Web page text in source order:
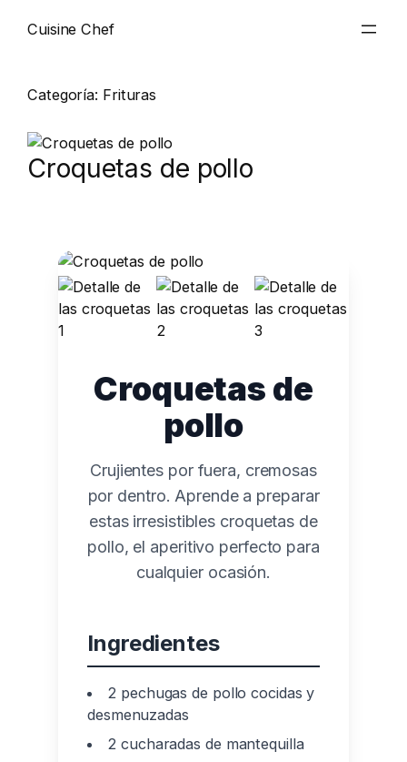
Cuisine Chef
Categoría: Frituras
Croquetas de pollo
Croquetas de
pollo
Crujientes por fuera, cremosas
por dentro. Aprende a preparar
estas irresistibles croquetas de
pollo, el aperitivo perfecto para
cualquier ocasión.
Ingredientes
2 pechugas de pollo cocidas y
desmenuzadas
2 cucharadas de mantequilla